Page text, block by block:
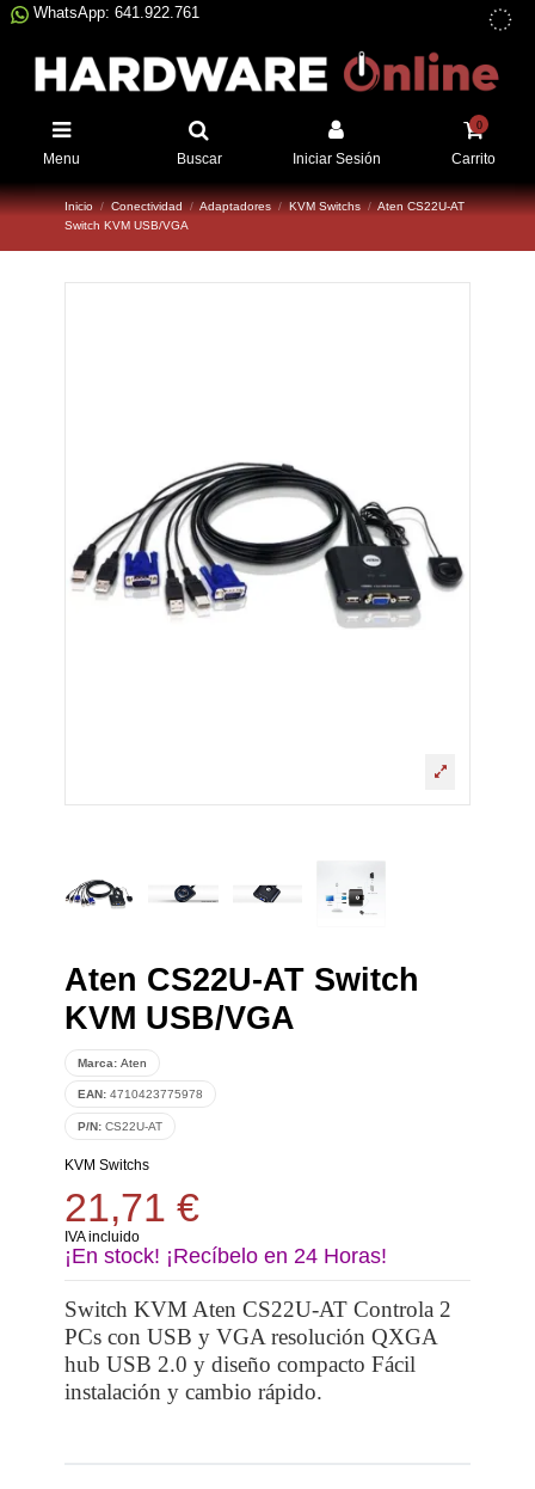
WhatsApp: 641.922.761
Menu Buscar Iniciar Sesión
0
Carrito
Inicio Conectividad Adaptadores KVM Switchs
Aten CS22U-AT
Switch KVM USB/VGA
Aten CS22U-AT Switch
KVM USB/VGA
Marca: Aten
EAN: 4710423775978
P/N: CS22U-AT
KVM Switchs
21,71 €
IVA incluido
¡En stock! ¡Recíbelo en 24 Horas!
Switch KVM Aten CS22U-AT Controla 2
PCs con USB y VGA resolución QXGA
hub USB 2.0 y diseño compacto Fácil
instalación y cambio rápido.